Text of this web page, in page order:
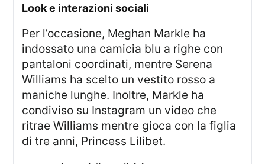
look e interazioni sociali
Per l’occasione, Meghan Markle ha
indossato una camicia blu a righe con
pantaloni coordinati, mentre Serena
Williams ha scelto un vestito rosso a
maniche lunghe. Inoltre, Markle ha
condiviso su Instagram un video che
ritrae Williams mentre gioca con la figlia
di tre anni, Princess Lilibet.